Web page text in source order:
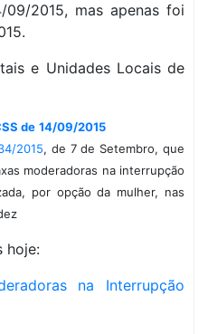
2015, mas apenas foi
e Unidades Locais de
de 14/09/2015
2015, de 7 de Setembro, que
moderadoras na interrupção
por opção da mulher, nas
hoje:
na Interrupção